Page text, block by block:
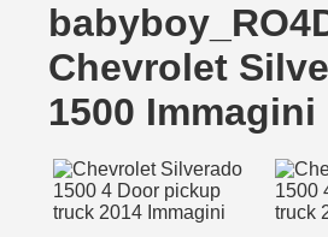
Chevrolet
1500 Immagini